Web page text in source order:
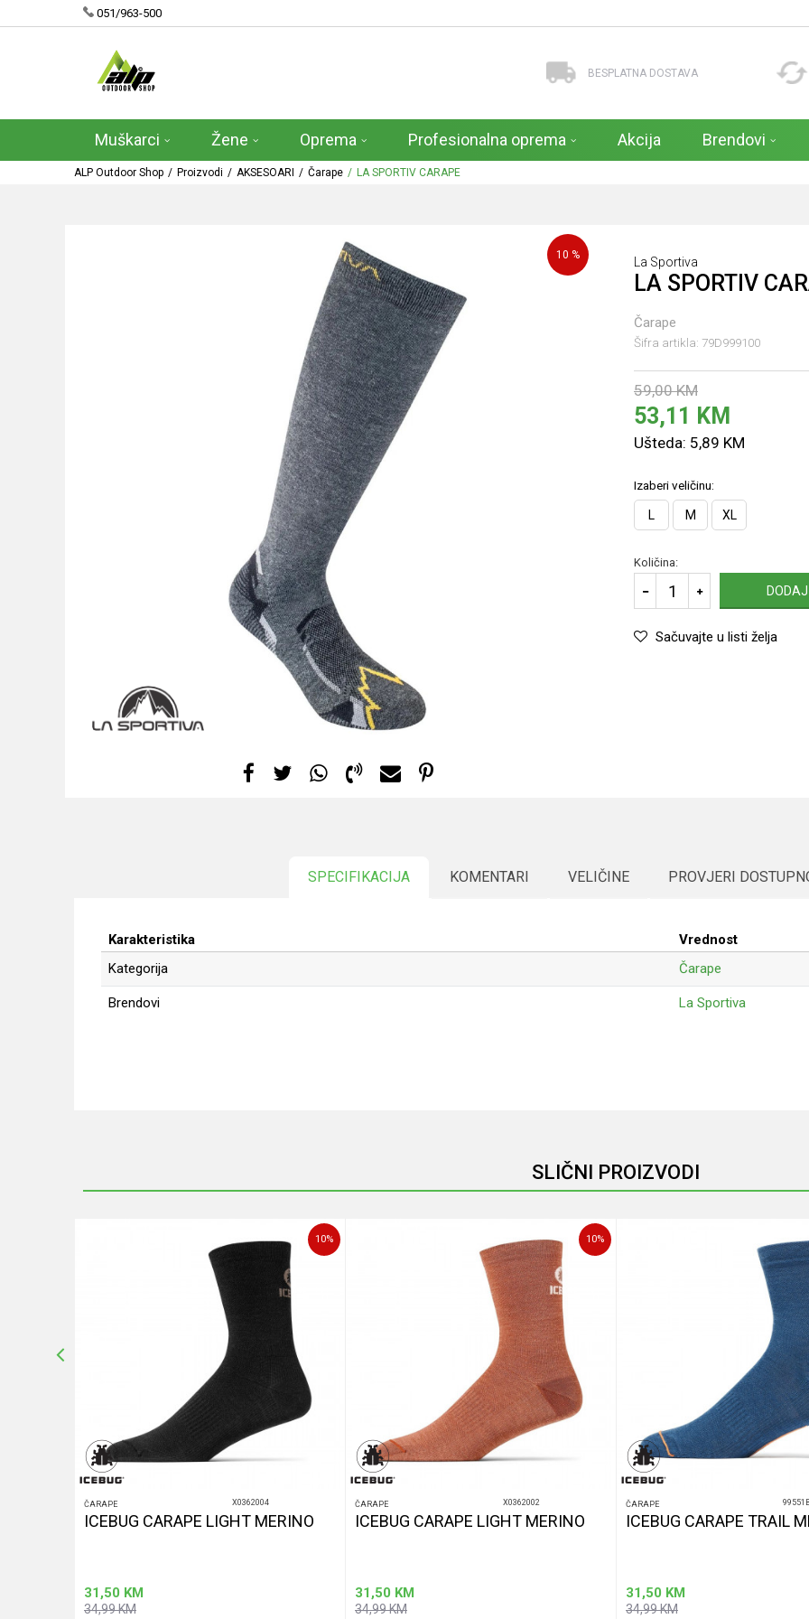
051/963-500
BESPLATNA DOSTAVA
Muškarci Žene Oprema Profesionalna oprema Akcija Brendovi
ALP Outdoor Shop Proizvodi AKSESOARI Čarape LA SPORTIV CARAPE
10 % La Sportiva
LA SPORTIV
Čarape
Šifra artikla: 79D999100
59,00 KM
53,11 KM
Ušteda: 5,89 KM
Izaberi veličinu:
L M XL
Količina:
Sačuvajte u listi želja
SPECIFIKACIJA KOMENTARI VELIČINE PROVJERI
Karakteristika
Vrednost
Kategorija
Čarape
Brendovi La Sportiva
SLIČNI PROIZVODI
10%
ČARAPE X0362004
ICEBUG CARAPE LIGHT MERINO
31,50 KM
34,99KM
10%
ČARAPE X0362002
ICEBUG CARAPE LIGHT MERINO
31,50 KM
34,99KM
ČARAPE
ICEBUG CARAPE TRAIL
31,50 KM
34,99KM